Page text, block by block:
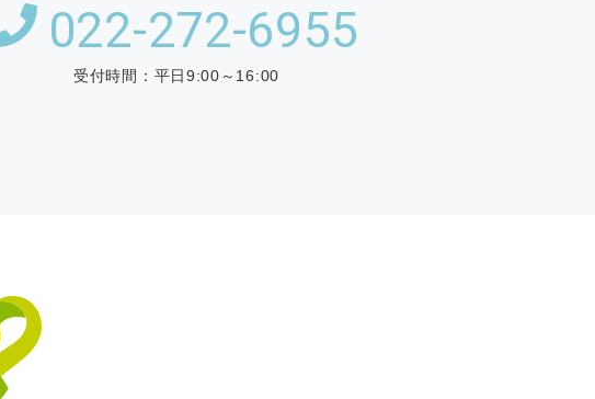
022-272-6955
受付時間：平日9:00～16:00